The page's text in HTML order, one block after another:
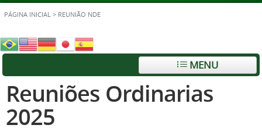
PÁGINA INICIAL > REUNIÃO NDE
MENU
Reuniões Ordinarias
2025